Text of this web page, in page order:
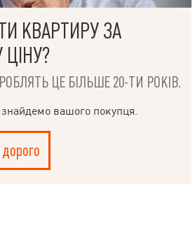
КВАРТИРУ ЗА
ЦЕ БІЛЬШЕ 20-ТИ РОКІВ.
вашого покупця.